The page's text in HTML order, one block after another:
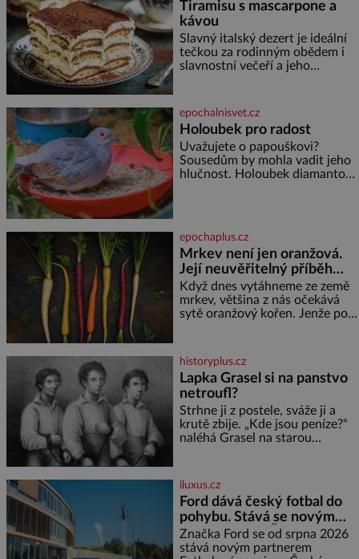
Tiramisu s mascarpone a
kávou
Slavný italský dezert je ideální
tečkou za rodinným obědem i
slavnostní večeří a jeho
osoby: 250 g mascarpone 3
vejce 80 g cukru 200 g
cukrářských piškotů 250 ml
silné kávy 2 lžíce amaretta
kakao na posypání Postup:
Oddělte žloutky od bílků.
vznikl hladký
epochalnisvet.cz
Holoubek pro radost
Uvažujete o papouškovi?
Sousedům by mohla vadit jeho
hlučnost. Holoubek diamantový
chovatele začátečníky. Jedná
se o nenáročného klidného
ptáčka, který většinu dne jen
posedává. Hodně času tráví na
zemi, kde sbírá zbytky semínek
Jeho domovinou je prakticky
celá Austrálie s výjimkou
pobřežní oblasti.
epochaplus.cz
Mrkev není jen oranžová.
Její neuvěřitelný příběh
začíná fialovou barvou
Když dnes vytáhneme ze země
mrkev, většina z nás očekává
sytě oranžový kořen. Jenže po
oranžová. Je fialová, žlutá, bílá,
někdy dokonce téměř černá. Až
díky stovkám let pečlivého
šlechtění se z ní stává zelenina,
bez které si českou zahradu ani
nedokážeme představit. Její
příběh je
historyplus.cz
Lapka Grasel si na panstvo
netroufl?
Strhne ji z postele, sváže ji a
krutě zbije. „Kde jsou peníze?“
naléhá Grasel na starou
nemůže, protože žádné nemá,
spokojí se lupič s několika
měďáky a štůčky látky. Zraněná
žena pár dní nato umírá. Je to
muž nebývale krutý. Jeho činy
budí hrůzu ještě dlouho po jeho
iluxus.cz
Ford dává český fotbal do
pohybu. Stává se novým
partnerem FAČR
Značka Ford se od srpna 2026
stává novým partnerem